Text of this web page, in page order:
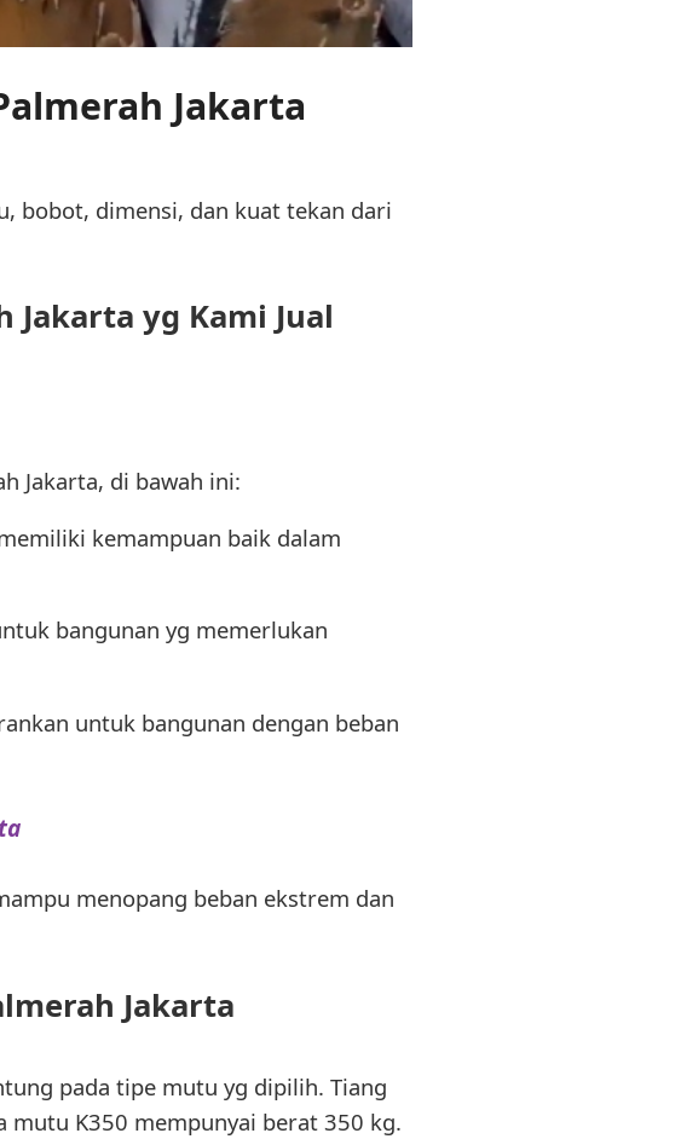
Jakarta
bobot, dimensi, dan kuat tekan dari
Jakarta yg Kami Jual
Jakarta, di bawah ini:
kemampuan baik dalam
bangunan yg memerlukan
untuk bangunan dengan beban
menopang beban ekstrem dan
Jakarta
pada tipe mutu yg dipilih. Tiang
mutu K350 mempunyai berat 350 kg.